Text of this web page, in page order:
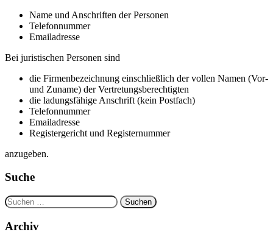
Name und Anschriften der Personen
Telefonnummer
Emailadresse
Bei juristischen Personen sind
die Firmenbezeichnung einschließlich der vollen Namen (Vor-
und Zuname) der Vertretungsberechtigten
die ladungsfähige Anschrift (kein Postfach)
Telefonnummer
Emailadresse
Registergericht und Registernummer
anzugeben.
Suche
Suchen
nach:
Archiv